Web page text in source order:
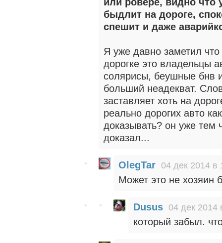
быдлит на дороге,
спешит и даже
Я уже давно заметил
дорогке это владельцы
солярисы, беушные бнв
больший неадекват.
заставляет хоть на
реально дорогих авто
доказывать? он уже тем
доказал...
OlegTar 04 дек 2014 в
Может это не хозяин
Dusus 04 дек 2014
который забыл.